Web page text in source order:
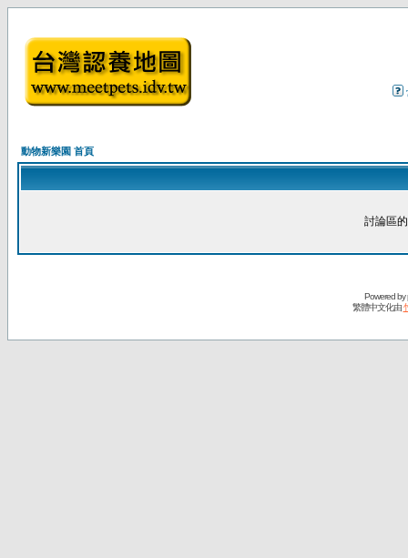
動物新樂園 首頁
討論區
Powered by
繁體中文化由